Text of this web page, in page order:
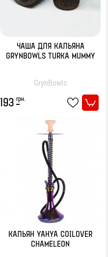
ЧАША ДЛЯ КАЛЬЯНА
GRYNBOWLS TURKA MUMMY
GrynBowls
193 грн.
КАЛЬЯН YAHYA COILOVER
CHAMELEON